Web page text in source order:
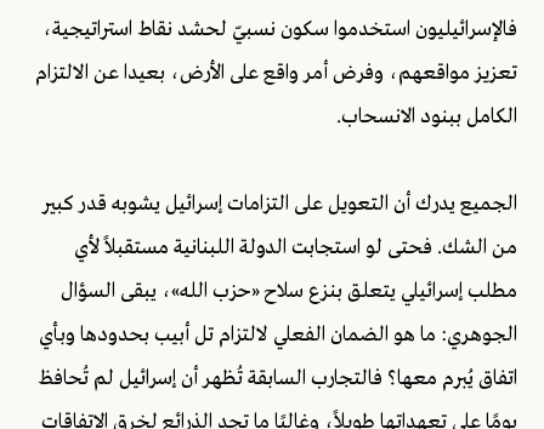
فالإسرائيليون استخدموا سكون نسبيّ لحشد نقاط استراتيجية،
تعزيز مواقعهم، وفرض أمر واقع على الأرض، بعيدا عن الالتزام
الكامل ببنود الانسحاب.
الجميع يدرك أن التعويل على التزامات إسرائيل يشوبه قدر كبير
من الشك. فحتى لو استجابت الدولة اللبنانية مستقبلاً لأي
مطلب إسرائيلي يتعلق بنزع سلاح «حزب الله»، يبقى السؤال
الجوهري: ما هو الضمان الفعلي لالتزام تل أبيب بحدودها وبأي
اتفاق يُبرم معها؟ فالتجارب السابقة تُظهر أن إسرائيل لم تُحافظ
يومًا على تعهداتها طويلاً، وغالبًا ما تجد الذرائع لخرق الاتفاقات